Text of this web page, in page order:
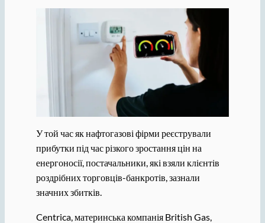
У той час як нафтогазові фірми реєстрували
прибутки під час різкого зростання цін на
енергоносії, постачальники, які взяли клієнтів
роздрібних торговців-банкротів, зазнали
значних збитків.
Centrica, материнська компанія British Gas,